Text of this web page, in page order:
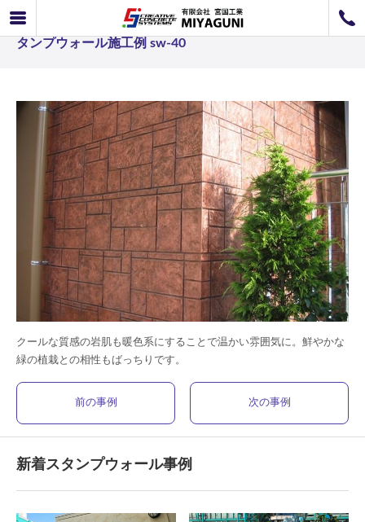
072-726-8800
072-726-7676
スタンプウォール事例 クールな質感も温かくなったス
タンプウォール施工例 sw-40
クールな質感の岩肌も暖色系にすることで温かい雰囲気に。鮮やかな
緑の植栽との相性もばっちりです。
前の事例 次の事例
新着スタンプウォール事例